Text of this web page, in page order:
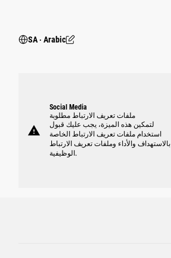
SA ‧ Arabic
warning
Social Media
ملفات تعريف الارتباط مطلوبة
لتمكين هذه الميزة، يجب عليك قبول
استخدام ملفات تعريف الارتباط الخاصة
بالاستهداف والأداء وملفات تعريف الارتباط
الوظيفية.